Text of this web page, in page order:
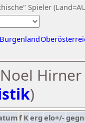
Spieler
Burgenland
Hirner
)
f Kerg elo+/-